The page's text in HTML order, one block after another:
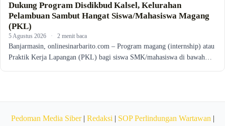
Dukung Program Disdikbud Kalsel, Kelurahan
Pelambuan Sambut Hangat Siswa/Mahasiswa Magang
(PKL)
5 Agustus 2026 · 2 menit baca
Banjarmasin, onlinesinarbarito.com – Program magang (internship) atau
Praktik Kerja Lapangan (PKL) bagi siswa SMK/mahasiswa di bawah…
Pedoman Media Siber| Redaksi | SOP Perlindungan Wartawan |